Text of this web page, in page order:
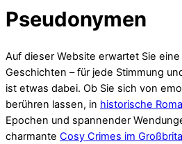
Pseudonymen
Auf dieser Website erwartet Sie
Geschichten – für jede Stimmung
ist etwas dabei. Ob Sie sich von
berühren lassen, in historische
Epochen und spannender
charmante Cosy Crimes im